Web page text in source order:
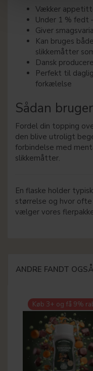
Vækker
Under 1 % fedt
Giver
Kan bruges
slikkemåtter
Dansk
Perfekt til
forkælelse
Sådan
Fordel din topping
den blive utroligt
forbindelse med
slikkemåtter.
En flaske holder
størrelse og hvor ofte
vælger vores
ANDRE FANDT OGSÅ
Køb 3+ og få 9%